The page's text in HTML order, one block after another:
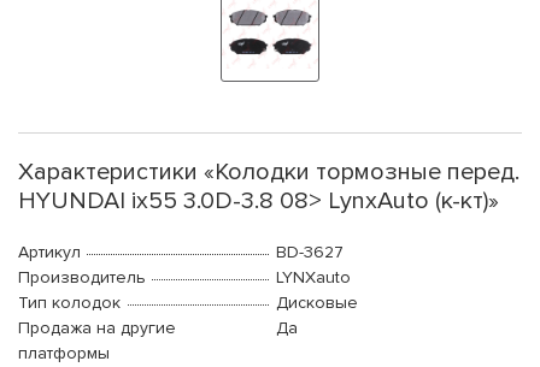
Характеристики «Колодки тормозные перед.
HYUNDAI ix55 3.0D-3.8 08> LynxAuto (к-кт)»
Артикул
BD-3627
Производитель
LYNXauto
Тип колодок
Дисковые
Продажа на другие
платформы
Да